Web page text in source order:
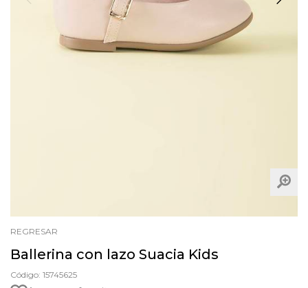
REGRESAR
Ballerina con lazo Suacia Kids
Código: 15745625